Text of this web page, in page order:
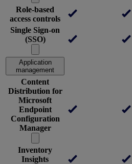
Role-based
access controls
Single Sign-on
(SSO)
Application
management
Content
Distribution for
Microsoft
Endpoint
Configuration
Manager
Inventory
Insights